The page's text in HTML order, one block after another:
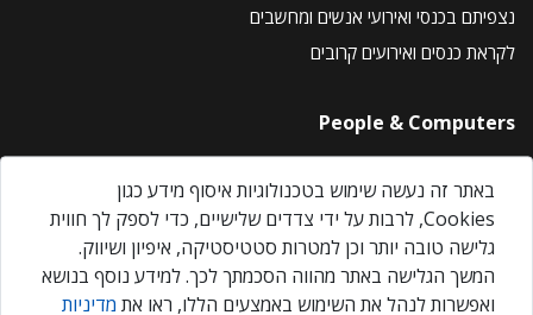
נצפיתם בכנסי ואירועי אנשים ומחשבים
לקראת כנסים ואירועים קרובים
People & Computers
About Us
Privacy Policy
Contact Us
Our Events
באתר זה נעשה שימוש בטכנולוגיות איסוף מידע כגון
Cookies, לרבות על ידי צדדים שלישיים, כדי לספק לך חווית
גלישה טובה יותר וכן למטרות סטטיסטיקה, איפיון ושיווק.
המשך הגלישה באתר מהווה הסכמתך לכך. למידע נוסף בנושא
ואפשרות לנהל את השימוש באמצעים הללו, ראו את מדיניות